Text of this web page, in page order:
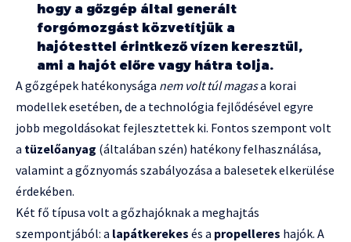
hogy a gőzgép által generált
forgómozgást közvetítjük a
hajótesttel érintkező vízen keresztül,
ami a hajót előre vagy hátra tolja.
A gőzgépek hatékonysága nem volt túl magasa korai
modellek esetében, de a technológia fejlődésével egyre
jobb megoldásokat fejlesztettek ki. Fontos szempont volt
a tüzelőanyag (általában szén) hatékony felhasználása,
valamint a gőznyomás szabályozása a balesetek elkerülése
érdekében.
Két fő típusa volt a gőzhajóknak a meghajtás
szempontjából: a lapátkerekes és a propelleres hajók. A